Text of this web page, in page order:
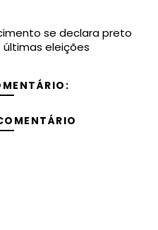
se declara preto
eleições